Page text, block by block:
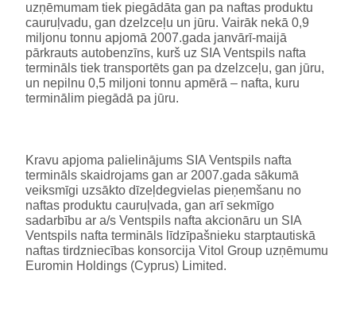
uzņēmumam tiek piegādāta gan pa naftas produktu
cauruļvadu, gan dzelzceļu un jūru. Vairāk nekā 0,9
miljonu tonnu apjomā 2007.gada janvārī-maijā
pārkrauts autobenzīns, kurš uz SIA Ventspils nafta
termināls tiek transportēts gan pa dzelzceļu, gan jūru,
un nepilnu 0,5 miljoni tonnu apmērā – nafta, kuru
terminālim piegādā pa jūru.
Kravu apjoma palielinājums SIA Ventspils nafta
termināls skaidrojams gan ar 2007.gada sākumā
veiksmīgi uzsākto dīzeļdegvielas pieņemšanu no
naftas produktu cauruļvada, gan arī sekmīgo
sadarbību ar a/s Ventspils nafta akcionāru un SIA
Ventspils nafta termināls līdzīpašnieku starptautiskā
naftas tirdzniecības konsorcija Vitol Group uzņēmumu
Euromin Holdings (Cyprus) Limited.